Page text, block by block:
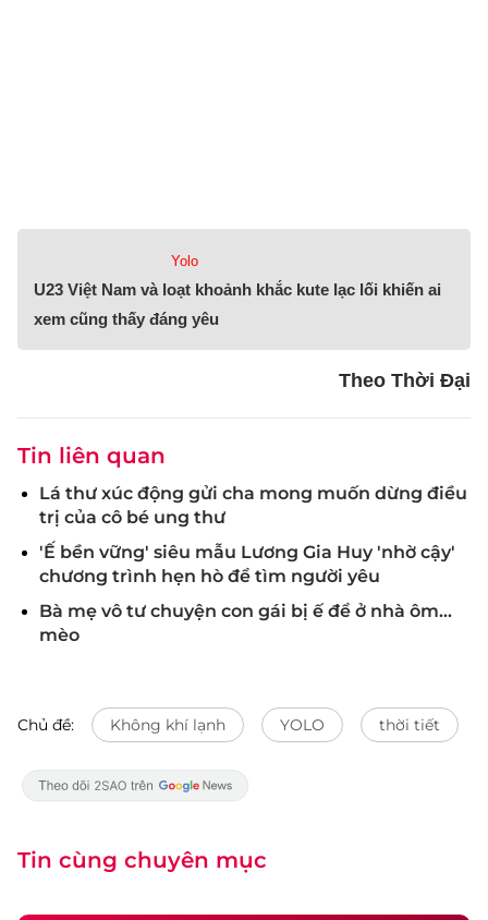
Yolo
U23 Việt Nam và loạt khoảnh khắc kute lạc lối khiến ai
xem cũng thấy đáng yêu
Theo Thời Đại
Tin liên quan
Lá thư xúc động gửi cha mong muốn dừng điều
trị của cô bé ung thư
'Ế bền vững' siêu mẫu Lương Gia Huy 'nhờ cậy'
chương trình hẹn hò để tìm người yêu
Bà mẹ vô tư chuyện con gái bị ế để ở nhà ôm...
mèo
Chủ đề: Không khí lạnh YOLO thời tiết
Tin cùng chuyên mục